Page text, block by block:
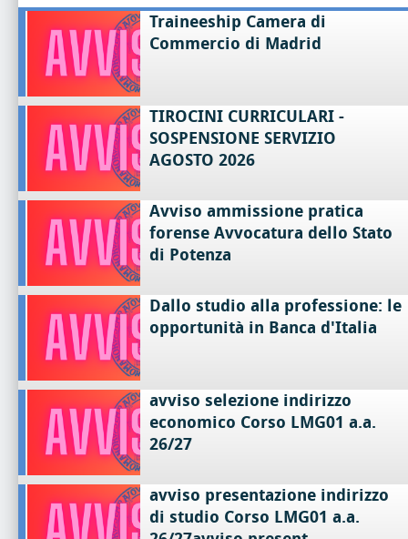
Traineeship Camera di
Commercio di Madrid
TIROCINI CURRICULARI -
SOSPENSIONE SERVIZIO
AGOSTO 2026
Avviso ammissione pratica
forense Avvocatura dello Stato
di Potenza
Dallo studio alla professione: le
opportunità in Banca d'Italia
avviso selezione indirizzo
economico Corso LMG01 a.a.
26/27
avviso presentazione indirizzo
di studio Corso LMG01 a.a.